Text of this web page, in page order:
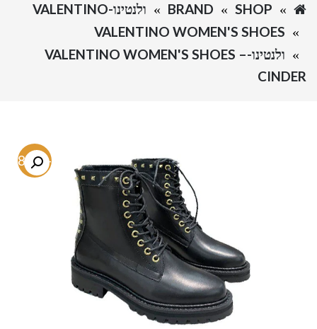
SHOP
BRAND
ולנטינו-VALENTINO
VALENTINO WOMEN'S SHOES
ולנטינו-VALENTINO WOMEN'S SHOES –
CINDER
-68.9%